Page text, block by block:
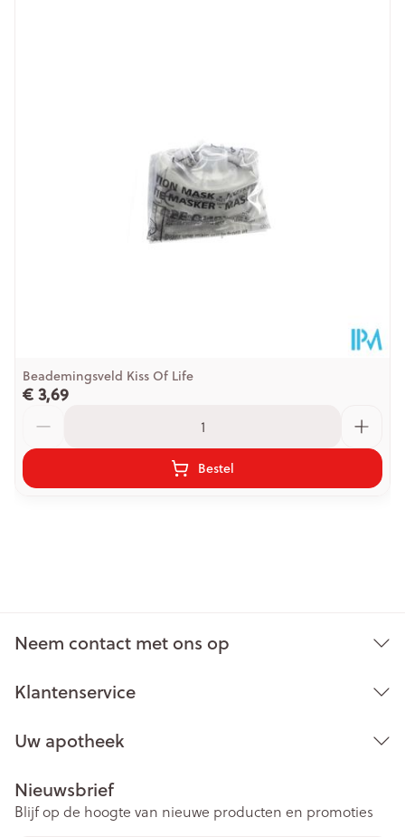
Beademingsveld Kiss Of Life
€ 3,69
Bestel
Neem contact met ons op
Klantenservice
Uw apotheek
Nieuwsbrief
Blijf op de hoogte van nieuwe producten en promoties